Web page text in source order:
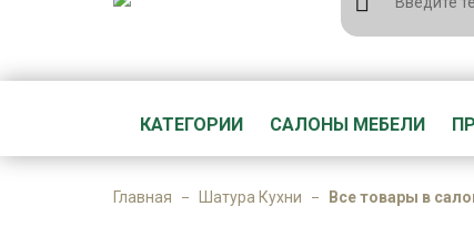
КАТЕГОРИИ САЛОНЫ МЕБЕЛИ
Главная Шатура Кухни Все товары в